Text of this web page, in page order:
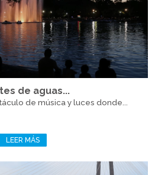
de aguas...
de música y luces donde...
LEER MÁS